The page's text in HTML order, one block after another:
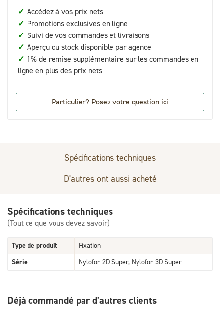
✓ Accédez à vos prix nets
✓ Promotions exclusives en ligne
✓ Suivi de vos commandes et livraisons
✓ Aperçu du stock disponible par agence
✓ 1% de remise supplémentaire sur les commandes en
ligne en plus des prix nets
Particulier? Posez votre question ici
Spécifications techniques
D'autres ont aussi acheté
Spécifications techniques
(Tout ce que vous devez savoir)
Type de produit
Fixation
Série
Nylofor 2D Super, Nylofor 3D Super
Déjà commandé par d'autres clients